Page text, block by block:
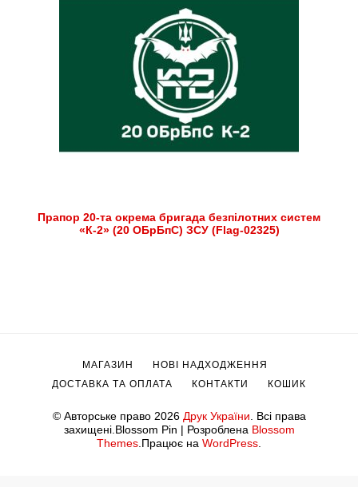
Прапор 20-та окрема бригада безпілотних систем
«К-2» (20 ОБрБпС) ЗСУ (Flag-02325)
© Авторське право 2026 Друк України. Всі права
захищені.Blossom Pin | Розроблена Blossom
Themes.Працює на WordPress.
МАГАЗИН
НОВІ НАДХОДЖЕННЯ
ДОСТАВКА ТА ОПЛАТА
КОНТАКТИ КОШИК